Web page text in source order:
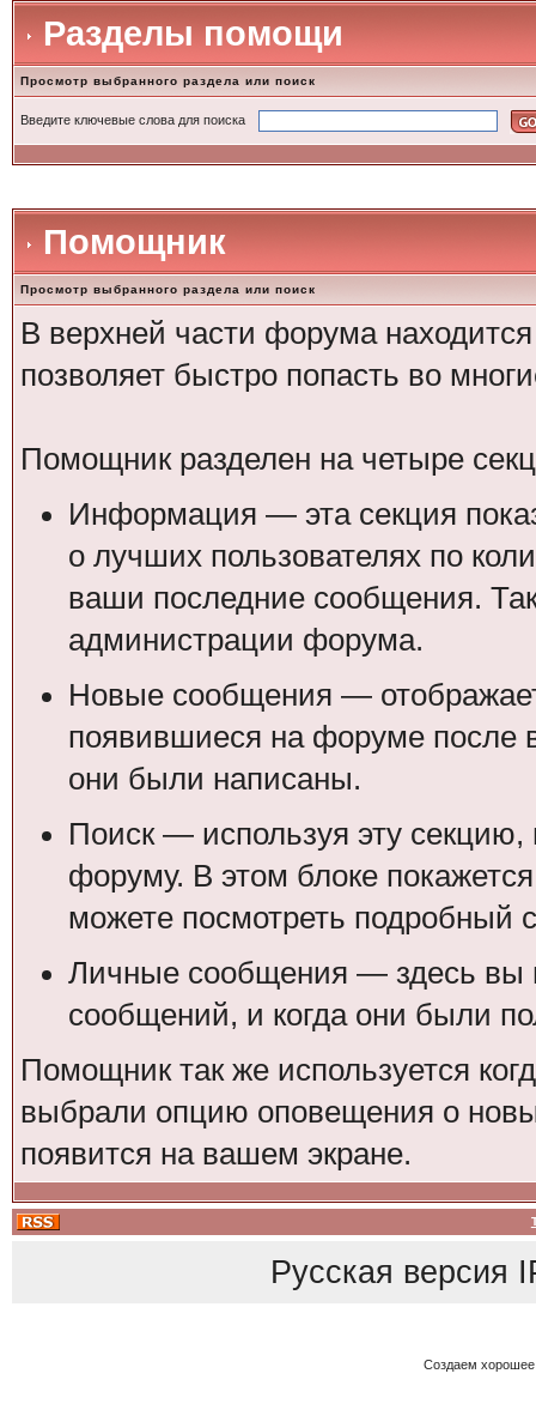
Разделы помощи
Просмотр выбранного раздела или поиск
Введите ключевые слова для поиска
Помощник
Просмотр выбранного раздела или поиск
В верхней части форума
позволяет быстро попасть во
Помощник разделен на четыре
Информация — эта секция
о лучших пользователях по
ваши последние сообщения.
администрации форума.
Новые сообщения —
появившиеся на форуме после
они были написаны.
Поиск — используя эту секцию,
форуму. В этом блоке
можете посмотреть подробный
Личные сообщения — здесь вы
сообщений, и когда они были
Помощник так же используется
выбрали опцию оповещения о
появится на вашем экране.
Русская версия
Создаем